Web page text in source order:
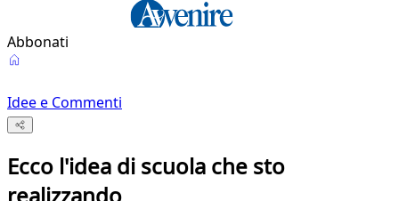
Abbonati
Idee e Commenti
Ecco l'idea di scuola che sto